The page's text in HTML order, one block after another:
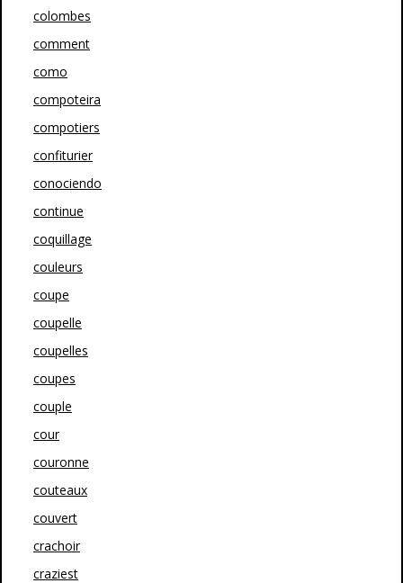
colombes
comment
como
compoteira
compotiers
confiturier
conociendo
continue
coquillage
couleurs
coupe
coupelle
coupelles
coupes
couple
cour
couronne
couteaux
couvert
crachoir
craziest